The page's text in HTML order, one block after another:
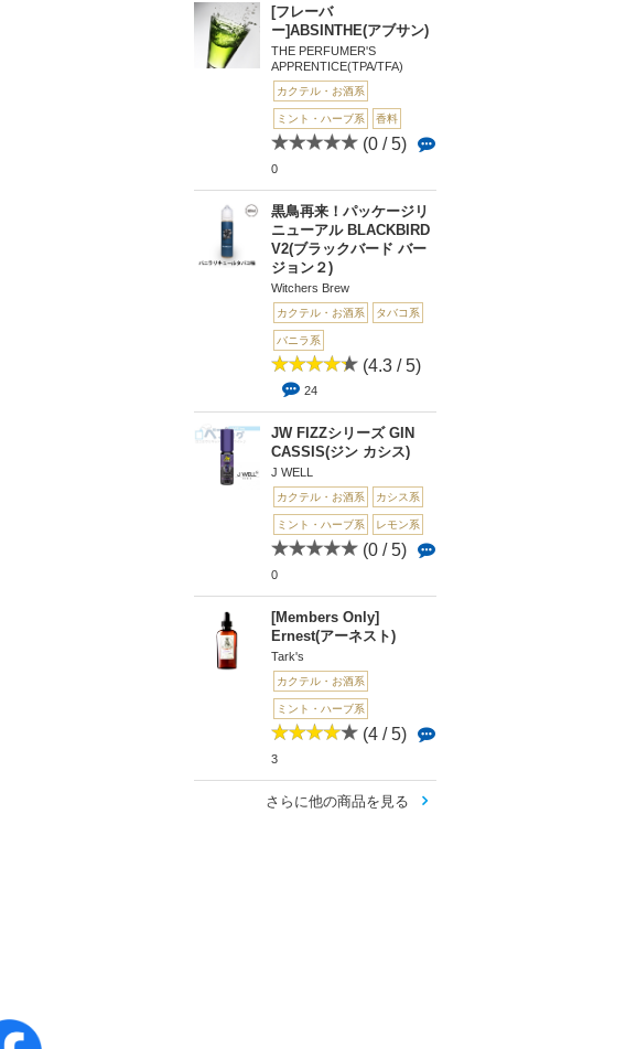
[フレーバ
ー]ABSINTHE(アブサン)
THE PERFUMER'S
APPRENTICE(TPA/TFA)
カクテル・お酒系
ミント・ハーブ系 香料
(0 / 5)
0
黒鳥再来！パッケージリ
ニューアル BLACKBIRD
V2(ブラックバード バー
ジョン２)
Witchers Brew
カクテル・お酒系 タバコ系
バニラ系
(4.3 / 5)
24
JW FIZZシリーズ GIN
CASSIS(ジン カシス)
J WELL
カクテル・お酒系 カシス系
ミント・ハーブ系 レモン系
(0 / 5)
0
[Members Only]
Ernest(アーネスト)
Tark's
カクテル・お酒系
ミント・ハーブ系
(4 / 5)
3
さらに他の商品を見る